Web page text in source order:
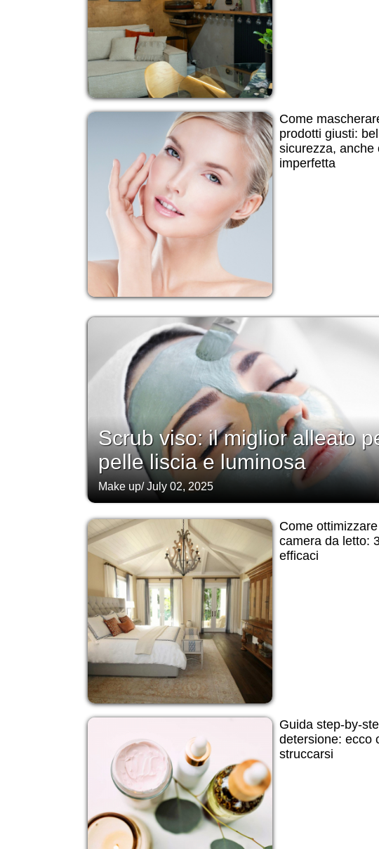
Come
prodotti giusti:
sicurezza, anche
imperfetta
Scrub viso: il miglior alleato
pelle liscia e luminosa
Make up/July 02, 2025
Come
camera da letto:
efficaci
Guida step-by-
detersione: ecco
struccarsi